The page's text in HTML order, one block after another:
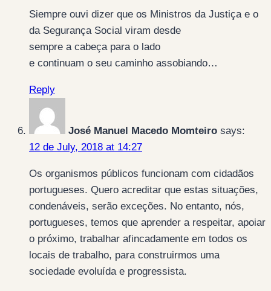
Siempre ouvi dizer que os Ministros da Justiça e o
da Segurança Social viram desde
sempre a cabeça para o lado
e continuam o seu caminho assobiando…
Reply
José Manuel Macedo Momteiro says:
12 de July, 2018 at 14:27
Os organismos públicos funcionam com cidadãos
portugueses. Quero acreditar que estas situações,
condenáveis, serão exceções. No entanto, nós,
portugueses, temos que aprender a respeitar, apoiar
o próximo, trabalhar afincadamente em todos os
locais de trabalho, para construirmos uma
sociedade evoluída e progressista.